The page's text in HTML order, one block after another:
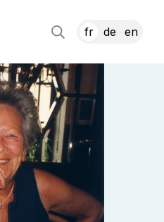
fr de en